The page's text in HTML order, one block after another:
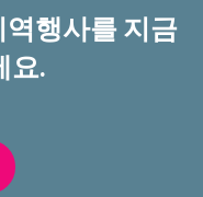
행사를 지금
요.